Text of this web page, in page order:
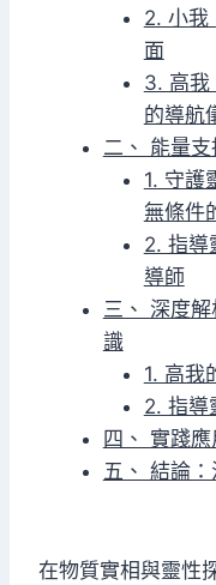
2. 小
面
3. 高
的導航
二、 能量
1. 守護
無條件
2. 指導
導師
三、 深度
識
1. 高我
2. 指導
四、 實踐
五、 結論
在物質實相與靈性